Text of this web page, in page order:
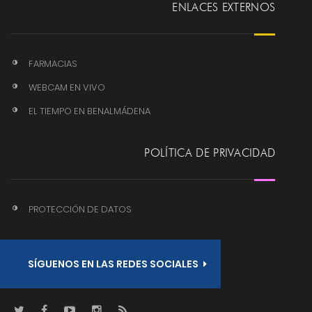
ENLACES EXTERNOS
FARMACIAS
WEBCAM EN VIVO
EL TIEMPO EN BENALMÁDENA
POLÍTICA DE PRIVACIDAD
PROTECCIÓN DE DATOS
SÍGUENOS EN LAS REDES SOCIALES